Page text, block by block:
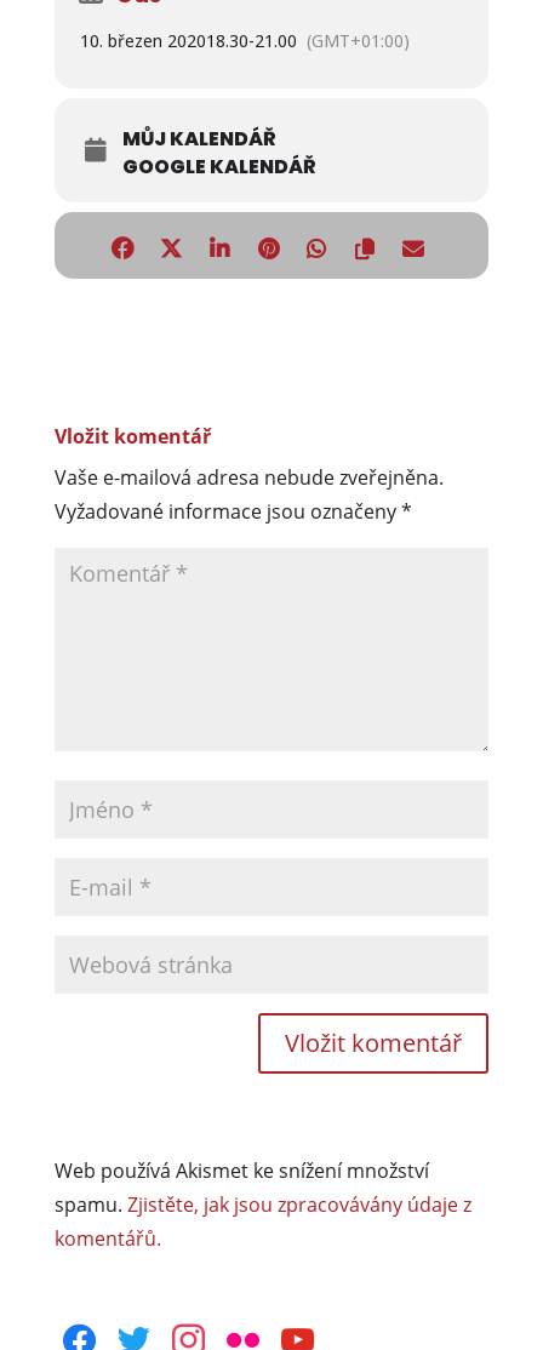
10. březen 202018.30-21.00 (GMT+01:00)
MŮJ KALENDÁŘ
GOOGLE KALENDÁŘ
Vložit komentář
Vaše e-mailová adresa nebude zveřejněna.
Vyžadované informace jsou označeny*
Web používá Akismet ke snížení množství
spamu. Zjistěte, jak jsou zpracovávány údaje z
komentářů.
facebooktwitterinstagram
flickr youtube